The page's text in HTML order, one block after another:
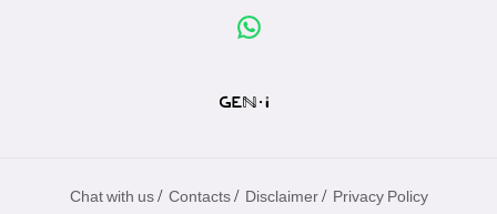
Chat with us / Contacts / Disclaimer / Privacy Policy